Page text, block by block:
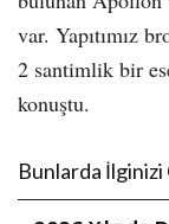
var. Yapıtımız
2 santimlik bir
konuştu.
Bunlarda